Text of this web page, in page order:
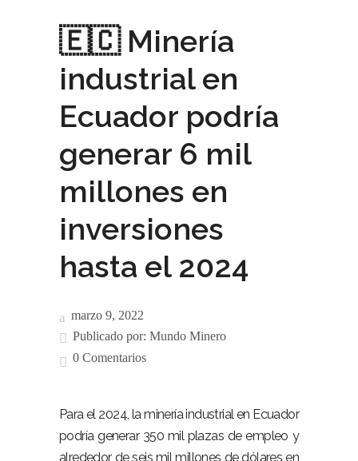
🇪🇨 Minería
industrial en
Ecuador podría
generar 6 mil
millones en
inversiones
hasta el 2024
marzo 9, 2022
Publicado por: Mundo Minero
0 Comentarios
Para el 2024, la minería industrial en Ecuador
podría generar 350 mil plazas de empleo y
alrededor de seis mil millones de dólares en